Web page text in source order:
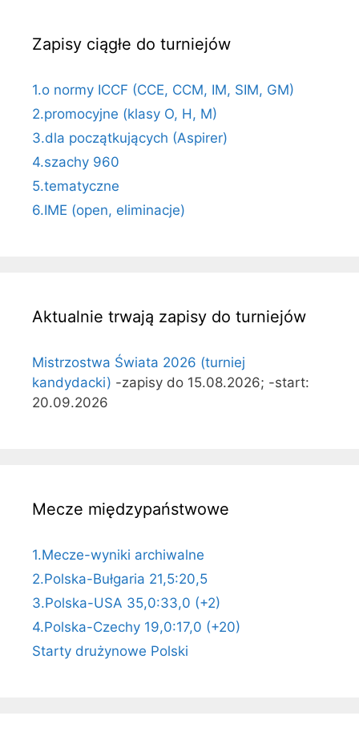
Zapisy ciągłe do turniejów
1.o normy ICCF (CCE, CCM, IM, SIM, GM)
2.promocyjne (klasy O, H, M)
3.dla początkujących (Aspirer)
4.szachy 960
5.tematyczne
6.IME (open, eliminacje)
Aktualnie trwają zapisy do turniejów
Mistrzostwa Świata 2026 (turniej
kandydacki) -zapisy do 15.08.2026; -start:
20.09.2026
Mecze międzypaństwowe
1.Mecze-wyniki archiwalne
2.Polska-Bułgaria 21,5:20,5
3.Polska-USA 35,0:33,0 (+2)
4.Polska-Czechy 19,0:17,0 (+20)
Starty drużynowe Polski